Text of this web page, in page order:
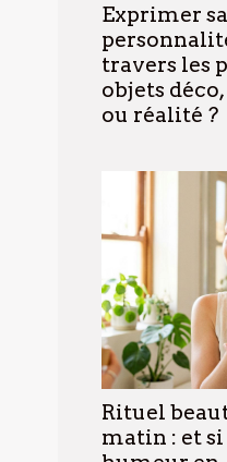
Exprimer sa
travers les
objets
ou réalité ?
Rituel
matin : et